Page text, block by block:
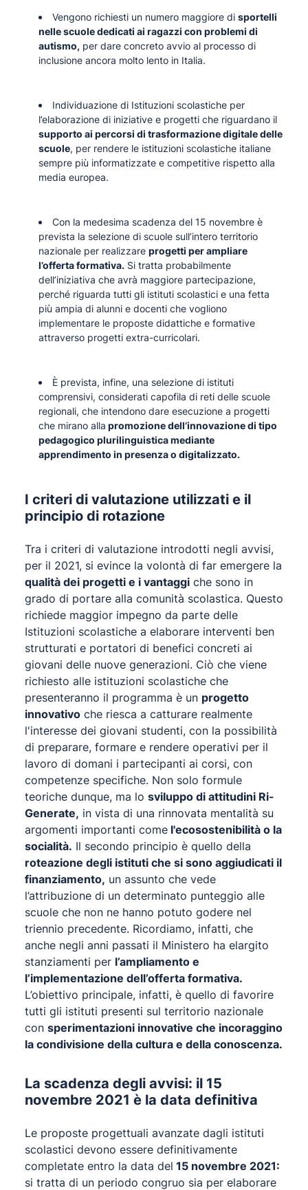
Vengono richiesti un numero maggiore di sportelli
nelle scuole dedicati ai ragazzi con problemi di
autismo, per dare concreto avvio al processo di
inclusione ancora molto lento in Italia.
Individuazione di Istituzioni scolastiche per
l’elaborazione di iniziative e progetti che riguardano il
supporto ai percorsi di trasformazione digitale delle
scuole, per rendere le istituzioni scolastiche italiane
sempre più informatizzate e competitive rispetto alla
media europea.
Con la medesima scadenza del 15 novembre è
prevista la selezione di scuole sull’intero territorio
nazionale per realizzare progetti per ampliare
l’offerta formativa. Si tratta probabilmente
dell’iniziativa che avrà maggiore partecipazione,
perché riguarda tutti gli istituti scolastici e una fetta
più ampia di alunni e docenti che vogliono
implementare le proposte didattiche e formative
attraverso progetti extra-curricolari.
È prevista, infine, una selezione di istituti
comprensivi, considerati capofila di reti delle scuole
regionali, che intendono dare esecuzione a progetti
che mirano alla promozione dell’innovazione di tipo
pedagogico plurilinguistica mediante
apprendimento in presenza o digitalizzato.
I criteri di valutazione utilizzati e il
principio di rotazione
Tra i criteri di valutazione introdotti negli avvisi,
per il 2021, si evince la volontà di far emergere la
qualità dei progetti e i vantaggi che sono in
grado di portare alla comunità scolastica. Questo
richiede maggior impegno da parte delle
Istituzioni scolastiche a elaborare interventi ben
strutturati e portatori di benefici concreti ai
giovani delle nuove generazioni. Ciò che viene
richiesto alle istituzioni scolastiche che
presenteranno il programma è un progetto
innovativo che riesca a catturare realmente
l'interesse dei giovani studenti, con la possibilità
di preparare, formare e rendere operativi per il
lavoro di domani i partecipanti ai corsi, con
competenze specifiche. Non solo formule
teoriche dunque, ma lo sviluppo di attitudini Ri-
Generate, in vista di una rinnovata mentalità su
argomenti importanti come l'ecosostenibilità o la
socialità. Il secondo principio è quello della
roteazione degli istituti che si sono aggiudicati il
finanziamento, un assunto che vede
l’attribuzione di un determinato punteggio alle
scuole che non ne hanno potuto godere nel
triennio precedente. Ricordiamo, infatti, che
anche negli anni passati il Ministero ha elargito
stanziamenti per l’ampliamento e
l’implementazione dell’offerta formativa.
L’obiettivo principale, infatti, è quello di favorire
tutti gli istituti presenti sul territorio nazionale
con sperimentazioni innovative che incoraggino
la condivisione della cultura e della conoscenza.
La scadenza degli avvisi: il 15
novembre 2021 è la data definitiva
Le proposte progettuali avanzate dagli istituti
scolastici devono essere definitivamente
completate entro la data del 15 novembre 2021:
si tratta di un periodo congruo sia per elaborare